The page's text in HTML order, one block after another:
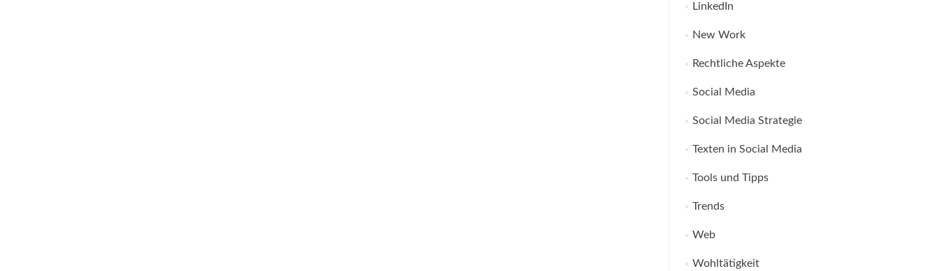
LinkedIn
New Work
Rechtliche Aspekte
Social Media
Social Media Strategie
Texten in Social Media
Tools und Tipps
Trends
Web
Wohltätigkeit